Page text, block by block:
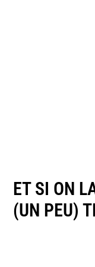
ET SI ON
(UN PEU)